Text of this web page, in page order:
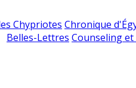
Chypriotes Chronique
Belles-Lettres Counseling